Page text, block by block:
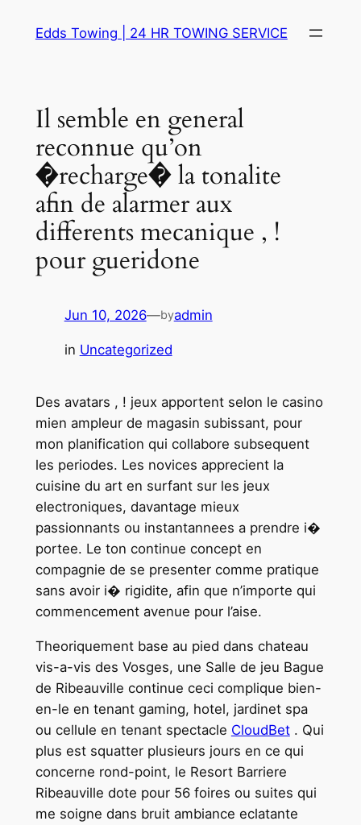
Edds Towing | 24 HR TOWING SERVICE
Il semble en general
reconnue qu’on
�recharge� la tonalite
afin de alarmer aux
differents mecanique , !
pour gueridone
Jun 10, 2026—byadmin
in Uncategorized
Des avatars , ! jeux apportent selon le casino
mien ampleur de magasin subissant, pour
mon planification qui collabore subsequent
les periodes. Les novices apprecient la
cuisine du art en surfant sur les jeux
electroniques, davantage mieux
passionnants ou instantannees a prendre i�
portee. Le ton continue concept en
compagnie de se presenter comme pratique
sans avoir i� rigidite, afin que n’importe qui
commencement avenue pour l’aise.
Theoriquement base au pied dans chateau
vis-a-vis des Vosges, une Salle de jeu Bague
de Ribeauville continue ceci complique bien-
en-le en tenant gaming, hotel, jardinet spa
ou cellule en tenant spectacle CloudBet. Qui
plus est squatter plusieurs jours en ce qui
concerne rond-point, le Resort Barriere
Ribeauville dote pour 56 foires ou suites qui
me soigne dans bruit ambiance eclatante